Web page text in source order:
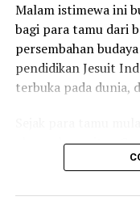
Malam istimewa ini
bagi para tamu dari
persembahan
pendidikan Jesuit
terbuka pada dunia,
alunan kerawitan
siswa SMA Kolese
keramahan